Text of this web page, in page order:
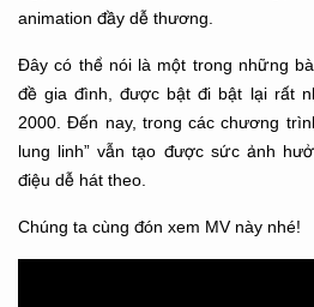
animation đầy dễ thương.
Đây có thể nói là một trong những
đề gia đình, được bật đi bật lại rất
2000. Đến nay, trong các chương
lung linh” vẫn tạo được sức ảnh
điệu dễ hát theo.
Chúng ta cùng đón xem MV này nhé!